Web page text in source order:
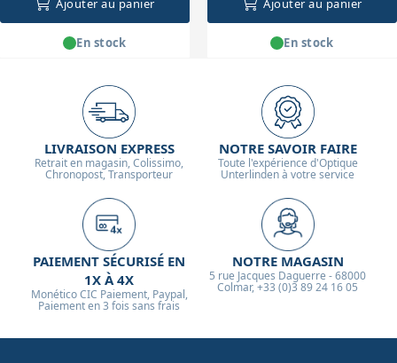
Ajouter au panier
En stock
Ajouter au panier
En stock
LIVRAISON EXPRESS
Retrait en magasin, Colissimo,
Chronopost, Transporteur
NOTRE SAVOIR FAIRE
Toute l'expérience d'Optique
Unterlinden à votre service
PAIEMENT SÉCURISÉ EN
1X À 4X
Monético CIC Paiement, Paypal,
Paiement en 3 fois sans frais
NOTRE MAGASIN
5 rue Jacques Daguerre - 68000
Colmar, +33 (0)3 89 24 16 05